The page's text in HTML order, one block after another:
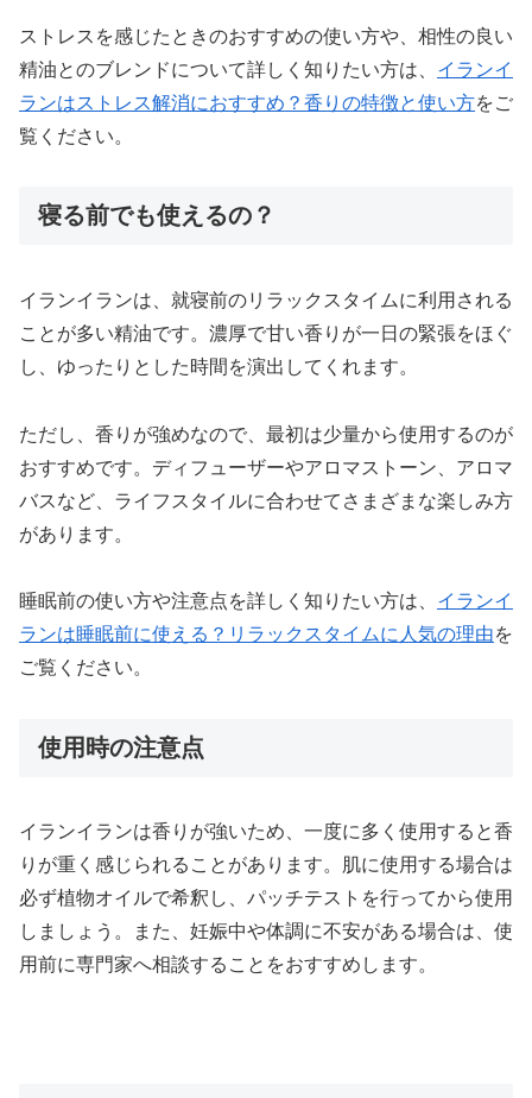
ストレスを感じたときのおすすめの使い方や、相性の良い
精油とのブレンドについて詳しく知りたい方は、 イランイ
ランはストレス解消におすすめ？香りの特徴と使い方をご
覧ください。
寝る前でも使えるの？
イランイランは、就寝前のリラックスタイムに利用される
ことが多い精油です。濃厚で甘い香りが一日の緊張をほぐ
し、ゆったりとした時間を演出してくれます。
ただし、香りが強めなので、最初は少量から使用するのが
おすすめです。ディフューザーやアロマストーン、アロマ
バスなど、ライフスタイルに合わせてさまざまな楽しみ方
があります。
睡眠前の使い方や注意点を詳しく知りたい方は、 イランイ
ランは睡眠前に使える？リラックスタイムに人気の理由を
ご覧ください。
使用時の注意点
イランイランは香りが強いため、一度に多く使用すると香
りが重く感じられることがあります。肌に使用する場合は
必ず植物オイルで希釈し、パッチテストを行ってから使用
しましょう。また、妊娠中や体調に不安がある場合は、使
用前に専門家へ相談することをおすすめします。